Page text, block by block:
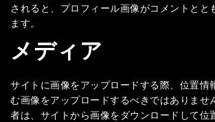
されると、プロフィール画像がコメントとと
ます。
メディア
サイトに画像をアップロードする際、位置情
む画像をアップロードするべきではありませ
者は、サイトから画像をダウンロードして位